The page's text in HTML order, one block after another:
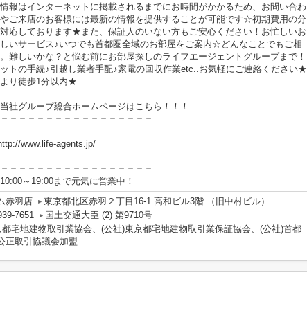
報はインターネットに掲載されるまでにお時間がかかるため、お問い合わ
ご来店のお客様には最新の情報を提供することが可能です☆初期費用の分
応しております★また、保証人のいない方もご安心ください！お忙しいお
いサービス♪いつでも首都圏全域のお部屋をご案内☆どんなことでもご相
難しいかな？と悩む前にお部屋探しのライフエージェントグループまで！
トの手続♪引越し業者手配♪家電の回収作業etc..お気軽にご連絡ください★
り徒歩1分以内★
社グループ総合ホームページはこちら！！！
＝＝＝＝＝＝＝＝＝＝＝＝＝＝＝＝
www.life-agents.jp/
＝＝＝＝＝＝＝＝＝＝＝＝＝＝＝＝
～19:00まで元気に営業中！
赤羽店
東京都北区赤羽２丁目16-1 高和ビル3階 （旧中村ビル）
7651
国土交通大臣 (2) 第9710号
宅地建物取引業協会、(公社)東京都宅地建物取引業保証協会、(公社)首都
正取引協議会加盟